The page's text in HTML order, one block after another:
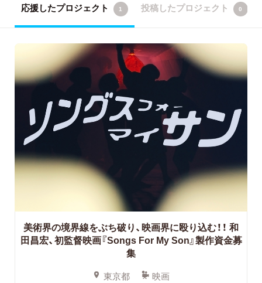
応援したプロジェクト 1 投稿したプロジェクト 0
美術界の境界線をぶち破り、映画界に殴り込む！！ 和
田昌宏、初監督映画『Songs For My Son』製作資金募
集
東京都 映画